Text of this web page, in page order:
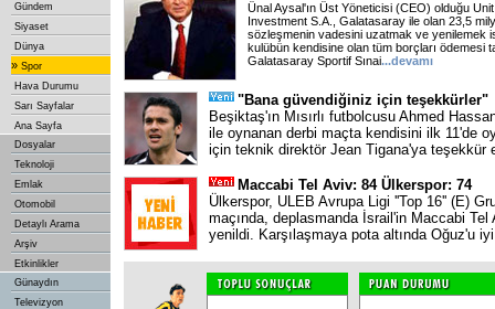
Gündem
Siyaset
Dünya
» Spor
Hava Durumu
Sarı Sayfalar
Ana Sayfa
Dosyalar
Teknoloji
Emlak
Otomobil
Detaylı Arama
Arşiv
Etkinlikler
Günaydın
Televizyon
Ünal Aysal'ın Üst Yöneticisi (CEO) olduğu
Investment S.A., Galatasaray ile olan 23,5
sözleşmenin vadesini uzatmak ve yenilemek
kulübün kendisine olan tüm borçları ödemesi
Galatasaray Sportif Sınai...devamı
"Bana güvendiğiniz için teşekkürler"
Beşiktaş'ın Mısırlı futbolcusu Ahmed
ile oynanan derbi maçta kendisini ilk 11'de
için teknik direktör Jean Tigana'ya teşekkür
Maccabi Tel Aviv: 84 Ülkerspor: 74
Ülkerspor, ULEB Avrupa Ligi ''Top 16'' (E)
maçında, deplasmanda İsrail'in Maccabi Tel
yenildi. Karşılaşmaya pota altında Oğuz'u